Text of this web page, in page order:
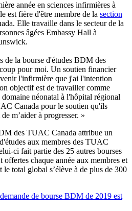
année en sciences infirmières à
est fière d'être membre de la section
Elle travaille dans le secteur de la
âgées Embassy Hall à
de la bourse d'études BDM des
pour moi. Un soutien financier
l'infirmière que j'ai l'intention
objectif est de travailler comme
néonatal à l'hôpital régional
Canada pour le soutien qu'ils
m’aider à progresser. »
des TUAC Canada attribue un
aux membres des TUAC
ci fait partie des 25 autres bourses
offertes chaque année aux membres et
total global s’élève à de plus de 300
de bourse BDM de 2019 est